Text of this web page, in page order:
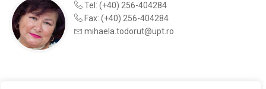
Tel: (+40) 256-404284
Fax: (+40) 256-404284
mihaela.todorut@upt.ro